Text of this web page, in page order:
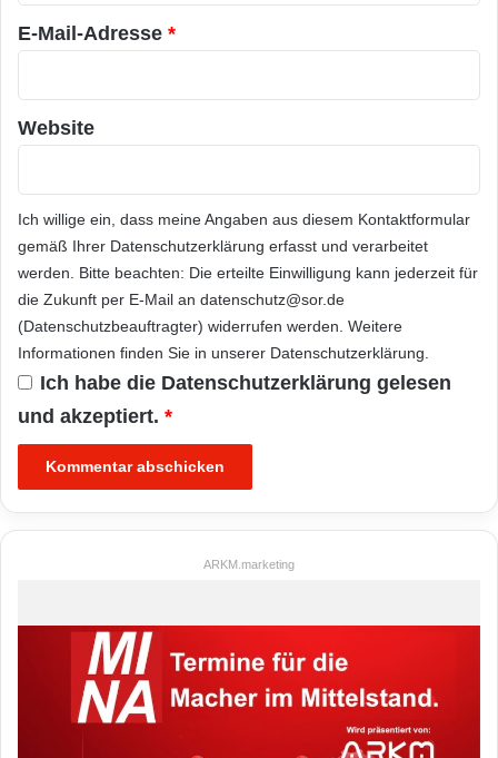
E-Mail-Adresse *
Website
Ich willige ein, dass meine Angaben aus diesem Kontaktformular
gemäß Ihrer Datenschutzerklärung erfasst und verarbeitet
werden. Bitte beachten: Die erteilte Einwilligung kann jederzeit für
die Zukunft per E-Mail an datenschutz@sor.de
(Datenschutzbeauftragter) widerrufen werden. Weitere
Informationen finden Sie in unserer Datenschutzerklärung
Ich habe die Datenschutzerklärung gelesen
und akzeptiert. *
ARKM.marketing